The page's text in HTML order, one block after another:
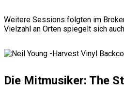
Weitere Sessions folgten im
Vielzahl an Orten spiegelt sich
Die Mitmusiker: The